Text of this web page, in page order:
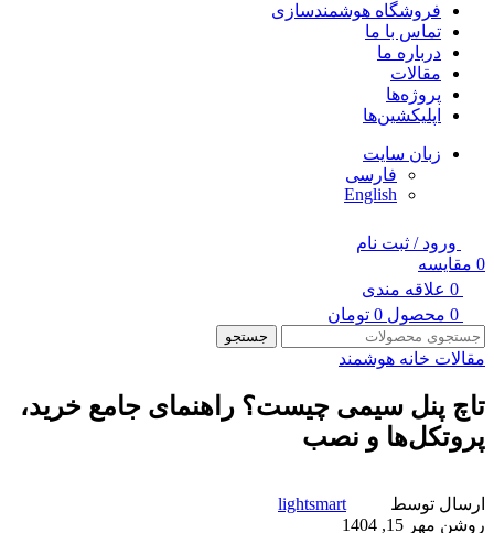
فروشگاه هوشمندسازی
تماس با ما
درباره ما
مقالات
پروژه‌ها
اپلیکشین‌ها
زبان سایت
فارسی
English
ورود / ثبت نام
0 مقایسه
0 علاقه مندی
0 محصول 0 تومان
جستجو
مقالات خانه هوشمند
تاچ پنل سیمی چیست؟ راهنمای جامع خرید،
پروتکل‌ها و نصب
ارسال توسط
lightsmart
روشن مهر 15, 1404